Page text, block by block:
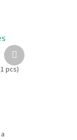
pcs)
Next
product